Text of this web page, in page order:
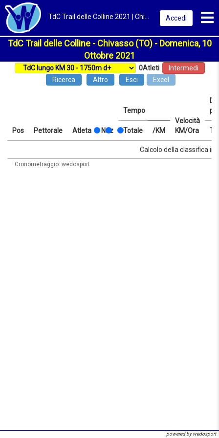
Accedi
TdC Trail delle Colline - Chivasso (TO) - Domenica, 10
Ottobre 2021
0Atleti
Intermedi
Ricerca
Altro Esci Excel
Pos Pettorale Atleta Naz
Tempo
Velocità
KM/Ora
Totale /KM
Tempo
Velocità
Totale /KM
Calcolo della classifica in
Cronometraggio: wedosport
powered by wedosport